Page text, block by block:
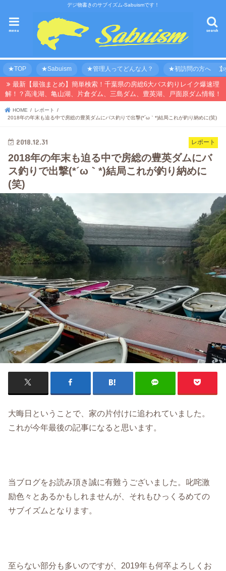
デジ物書きのサブイズム-Sabuismです！
search
menu
★TOP ★Sabuism ★管理人ってどんな人？ ★初訪問の方へ 【
最新【最強まとめ】簡単検索！千葉県の房総6大バス釣りレイク爆速理
解！？高滝湖、亀山湖、片倉ダム、三島ダム、豊英湖、戸面原ダム情報！
HOME
レポート
2018年の年末も迫る中で房総の豊英ダムにバス釣りで出撃(*´ω｀*)結局これが釣り納めに(笑)
レポート
2018.12.31
2018年の年末も迫る中で房総の豊英ダムにバ
ス釣りで出撃(*´ω｀*)結局これが釣り納めに
(笑)
大晦日ということで、家の片付けに追われていました。
これが今年最後の記事になると思います。
当ブログをお読み頂き誠に有難うございました。叱咤激
励色々とあるかもしれませんが、それもひっくるめての
サブイズムとなります。
至らない部分も多いのですが、2019年も何卒よろしくお